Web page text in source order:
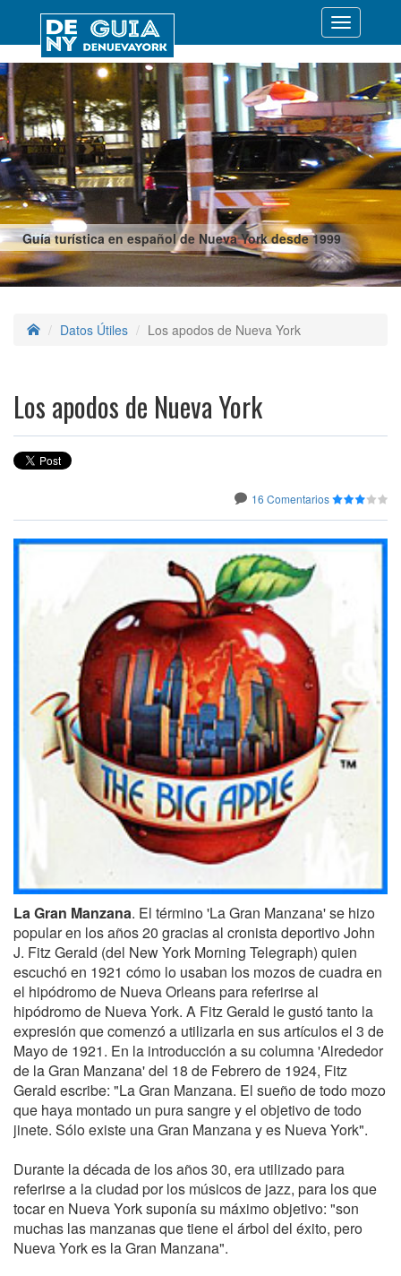
Guía turística en español de Nueva York desde 1999
Desplegar
Datos Útiles Los apodos de Nueva York
Los apodos de Nueva York
16 Comentarios
La Gran Manzana. El término 'La Gran Manzana' se hizo
popular en los años 20 gracias al cronista deportivo John
J. Fitz Gerald (del New York Morning Telegraph) quien
escuchó en 1921 cómo lo usaban los mozos de cuadra en
el hipódromo de Nueva Orleans para referirse al
hipódromo de Nueva York. A Fitz Gerald le gustó tanto la
expresión que comenzó a utilizarla en sus artículos el 3 de
Mayo de 1921. En la introducción a su columna 'Alrededor
de la Gran Manzana' del 18 de Febrero de 1924, Fitz
Gerald escribe: "La Gran Manzana. El sueño de todo mozo
que haya montado un pura sangre y el objetivo de todo
jinete. Sólo existe una Gran Manzana y es Nueva York".
Durante la década de los años 30, era utilizado para
referirse a la ciudad por los músicos de jazz, para los que
tocar en Nueva York suponía su máximo objetivo: "son
muchas las manzanas que tiene el árbol del éxito, pero
Nueva York es la Gran Manzana".